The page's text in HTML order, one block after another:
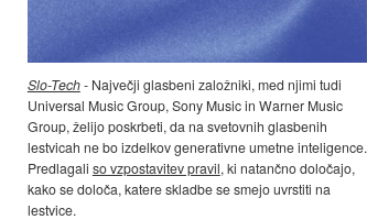
Slo-Tech- Največji glasbeni založniki, med njimi tudi
Universal Music Group, Sony Music in Warner Music
Group, želijo poskrbeti, da na svetovnih glasbenih
lestvicah ne bo izdelkov generativne umetne inteligence.
Predlagali so vzpostavitev pravil, ki natančno določajo,
kako se določa, katere skladbe se smejo uvrstiti na
lestvice.